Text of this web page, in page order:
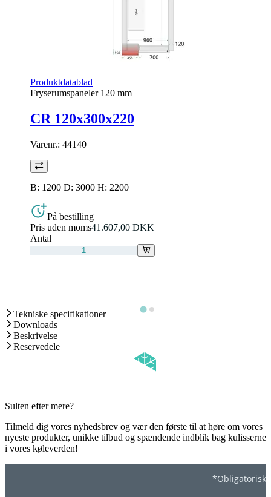
Produktdatablad
Fryserumspaneler 120 mm
CR 120x300x220
Varenr.: 44140
B: 1200 D: 3000 H: 2200
På bestilling
Pris uden moms41.607,00 DKK
Antal
Tekniske specifikationer
Downloads
Beskrivelse
Reservedele
Sulten efter mere?
Tilmeld dig vores nyhedsbrev og vær den første til at høre om vores
nyeste produkter, unikke tilbud og spændende indblik bag kulisserne
i vores køleverden!
*Obligatorisk